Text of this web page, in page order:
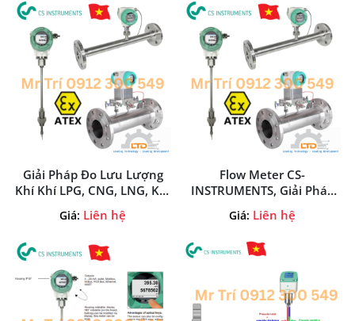
Giải Pháp Đo Lưu Lượng
Khí Khí LPG, CNG, LNG, Khí
Nén, Khí Nitơ, Oxy, CO₂,
Argon, Khí Cháy Khác Và
Hơi Nước Trong Nồi Hơi
Chuẩn EX CS Instruments
Xuất Xứ Đức
Giá: Liên hệ
Flow Meter CS-
INSTRUMENTS, Giải Pháp
Đo Lưu Lượng Flow Meter
CS-INSTRUMENTS
GERMANY
Giá: Liên hệ